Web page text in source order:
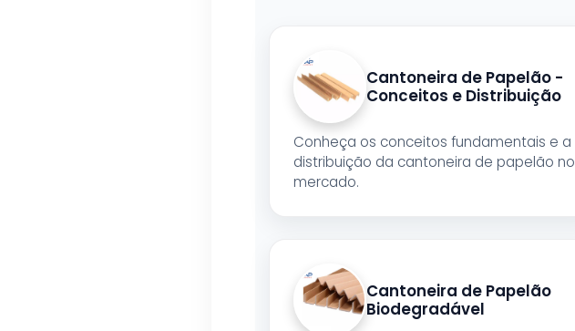
Cantoneira de Papelão -
Conceitos e Distribuição
Conheça os conceitos fundamentais e a
distribuição da cantoneira de papelão no
mercado.
Cantoneira de Papelão
Biodegradável